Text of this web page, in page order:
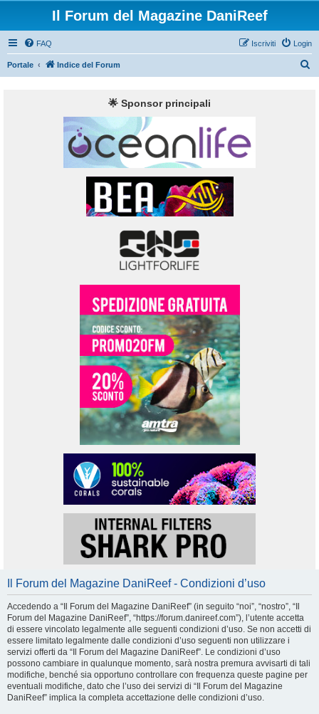
Il Forum del Magazine DaniReef
FAQ Login
Iscriviti
Portale Indice del Forum
🌟 Sponsor principali
Il Forum del Magazine DaniReef - Condizioni d’uso
Accedendo a “Il Forum del Magazine DaniReef” (in seguito “noi”, “nostro”, “Il
Forum del Magazine DaniReef”, “https://forum.danireef.com”), l’utente accetta
di essere vincolato legalmente alle seguenti condizioni d’uso. Se non accetti di
essere limitato legalmente dalle condizioni d’uso seguenti non utilizzare i
servizi offerti da “Il Forum del Magazine DaniReef”. Le condizioni d’uso
possono cambiare in qualunque momento, sarà nostra premura avvisarti di tali
modifiche, benché sia opportuno controllare con frequenza queste pagine per
eventuali modifiche, dato che l’uso dei servizi di “Il Forum del Magazine
DaniReef” implica la completa accettazione delle condizioni d’uso.